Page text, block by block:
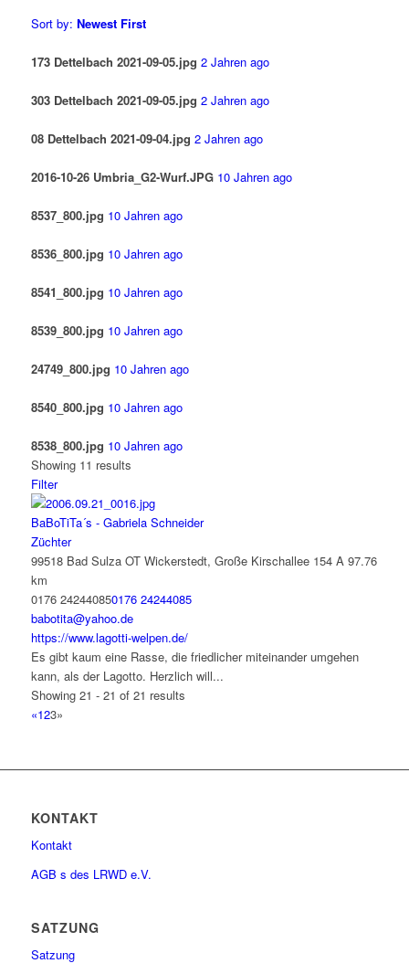
Sort by: Newest First
173 Dettelbach 2021-09-05.jpg 2 Jahren ago
303 Dettelbach 2021-09-05.jpg 2 Jahren ago
08 Dettelbach 2021-09-04.jpg 2 Jahren ago
2016-10-26 Umbria_G2-Wurf.JPG 10 Jahren ago
8537_800.jpg 10 Jahren ago
8536_800.jpg 10 Jahren ago
8541_800.jpg 10 Jahren ago
8539_800.jpg 10 Jahren ago
24749_800.jpg 10 Jahren ago
8540_800.jpg 10 Jahren ago
8538_800.jpg 10 Jahren ago
Showing 11 results
Filter
BaBoTiTa´s - Gabriela Schneider
Züchter
99518 Bad Sulza OT Wickerstedt, Große Kirschallee 154 A 97.76
km
0176 242440850176 24244085
babotita@yahoo.de
https://www.lagotti-welpen.de/
Es gibt kaum eine Rasse, die friedlicher miteinander umgehen
kann, als der Lagotto. Herzlich will...
Showing 21 - 21 of 21 results
«123»
KONTAKT
Kontakt
AGB s des LRWD e.V.
SATZUNG
Satzung